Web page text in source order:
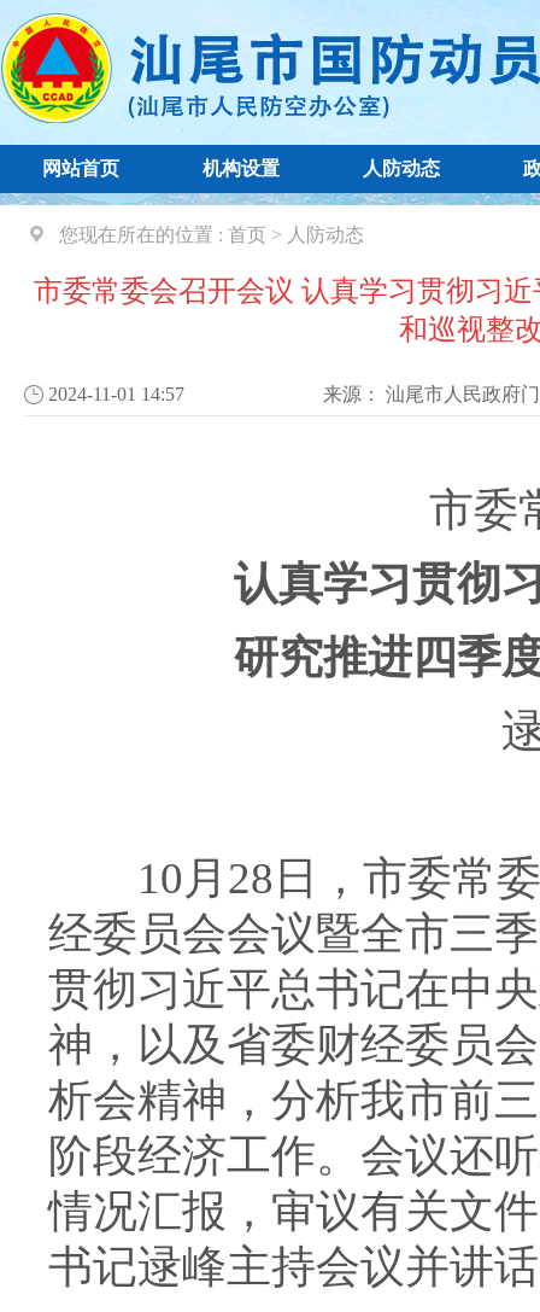
网站首页 机构设置 人防动态
您现在所在的位置 : 首页 > 人防动态
市委常委会召开会议 认真学习贯彻习
和巡视整
2024-11-01 14:57 来源： 汕尾市人民政府
市委常
认真学习贯彻
研究推进四季
逯
10月28日，市委常委
经委员会会议暨全市三
贯彻习近平总书记在中
神，以及省委财经委员
析会精神，分析我市前
阶段经济工作。会议还
情况汇报，审议有关文
书记逯峰主持会议并讲